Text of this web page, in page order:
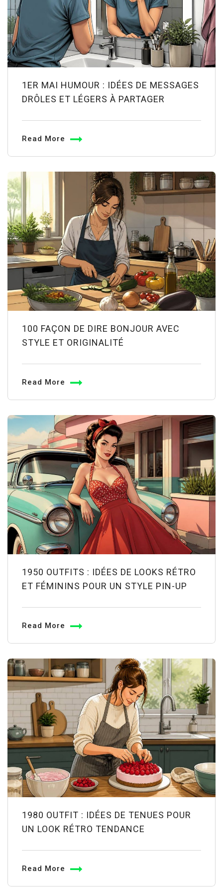
1ER MAI HUMOUR : IDÉES DE MESSAGES
DRÔLES ET LÉGERS À PARTAGER
Read More
100 FAÇON DE DIRE BONJOUR AVEC
STYLE ET ORIGINALITÉ
Read More
1950 OUTFITS : IDÉES DE LOOKS RÉTRO
ET FÉMININS POUR UN STYLE PIN-UP
Read More
1980 OUTFIT : IDÉES DE TENUES POUR
UN LOOK RÉTRO TENDANCE
Read More